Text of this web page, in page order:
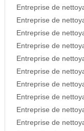
Entreprise de
Entreprise de
Entreprise de
Entreprise de
Entreprise de
Entreprise de
Entreprise de
Entreprise de
Entreprise de
Entreprise de